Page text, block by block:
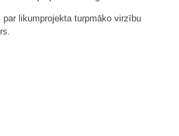
likumprojekta turpmāko virzību